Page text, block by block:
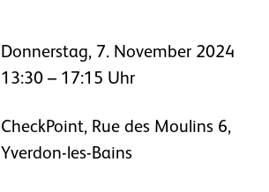
Donnerstag, 7. November 2024
13:30 – 17:15 Uhr
CheckPoint, Rue des Moulins 6,
Yverdon-les-Bains